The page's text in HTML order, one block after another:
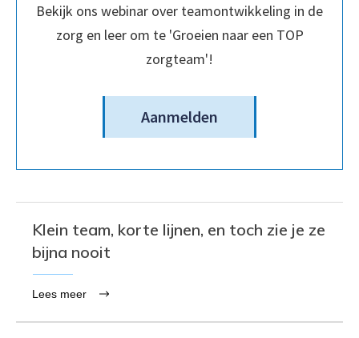
Bekijk ons webinar over teamontwikkeling in de
zorg en leer om te 'Groeien naar een TOP
zorgteam'!
Aanmelden
Klein team, korte lijnen, en toch zie je ze
bijna nooit
Lees meer